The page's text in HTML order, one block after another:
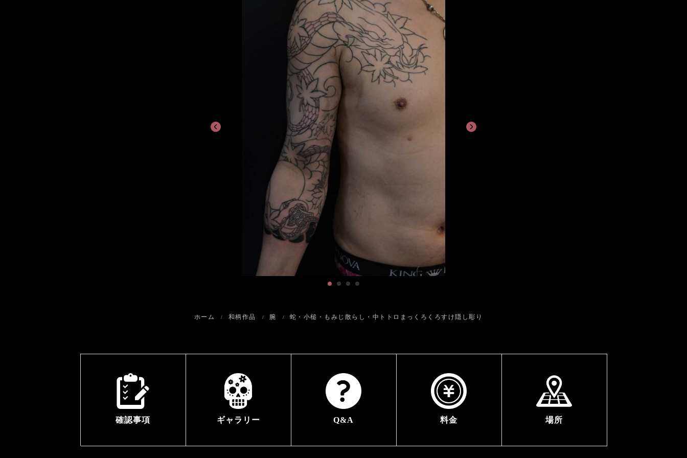
ホーム 和柄作品 腕 蛇・小槌・もみじ散らし・中トトロまっくろくろすけ隠し彫り
確認事項 ギャラリー Q&A 料金 場所